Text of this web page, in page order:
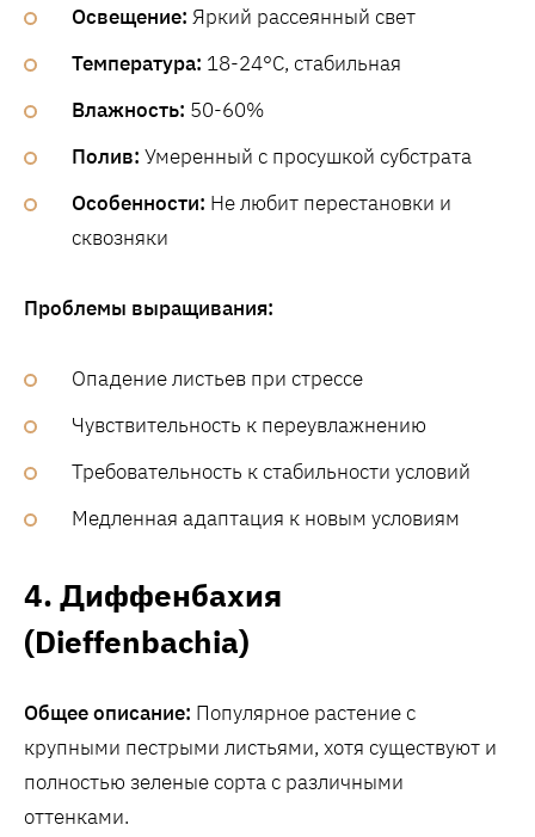
Освещение: Яркий рассеянный свет
Температура: 18-24°C, стабильная
Влажность: 50-60%
Полив: Умеренный с просушкой субстрата
Особенности: Не любит перестановки и
сквозняки
Проблемы выращивания:
Опадение листьев при стрессе
Чувствительность к переувлажнению
Требовательность к стабильности условий
Медленная адаптация к новым условиям
4. Диффенбахия
(Dieffenbachia)
Общее описание: Популярное растение с
крупными пестрыми листьями, хотя существуют и
полностью зеленые сорта с различными
оттенками.